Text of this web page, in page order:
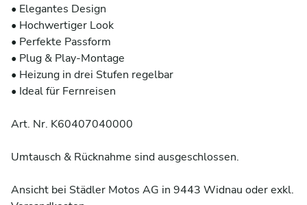
• Elegantes Design
• Hochwertiger Look
• Perfekte Passform
• Plug & Play-Montage
• Heizung in drei Stufen regelbar
• Ideal für Fernreisen
Art. Nr. K60407040000
Umtausch & Rücknahme sind ausgeschlossen.
Ansicht bei Städler Motos AG in 9443 Widnau oder exkl.